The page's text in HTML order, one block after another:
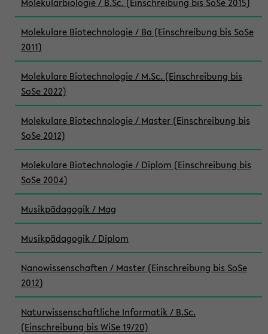
Molekulare Biotechnologie / Ba (Einschreibung bis SoSe
2011)
Molekulare Biotechnologie / M.Sc. (Einschreibung bis
SoSe 2022)
Molekulare Biotechnologie / Master (Einschreibung bis
SoSe 2012)
Molekulare Biotechnologie / Diplom (Einschreibung bis
SoSe 2004)
Musikpädagogik / Mag
Musikpädagogik / Diplom
Nanowissenschaften / Master (Einschreibung bis SoSe
2012)
Naturwissenschaftliche Informatik / B.Sc.
(Einschreibung bis WiSe 19/20)